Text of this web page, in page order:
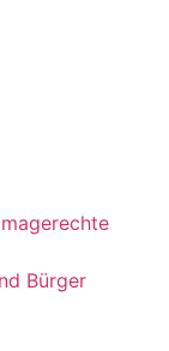
Bürger